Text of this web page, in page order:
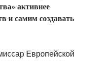
активнее
и самим создавать
Европейской